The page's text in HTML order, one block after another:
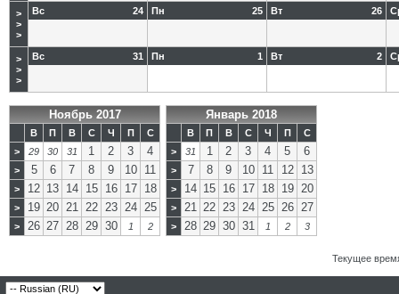
>
>
>
24
Вс 25
Пн 26
Вт
>
>
>
31
Вс 1
Пн 2
Вт
Ноябрь 2017
В П В С Ч П
С
>
29 30 31 1 2 3 4
> 5 6 7 8 9 10 11
> 12 13 14 15 16 17 18
> 19 20 21 22 23 24 25
> 26 27 28 29 30 1 2
Январь 2018
В П В С Ч П
С
>
31 1 2 3 4 5 6
> 7 8 9 10 11 12 13
> 14 15 16 17 18 19 20
> 21 22 23 24 25 26 27
> 28 29 30 31 1 2 3
Текущее